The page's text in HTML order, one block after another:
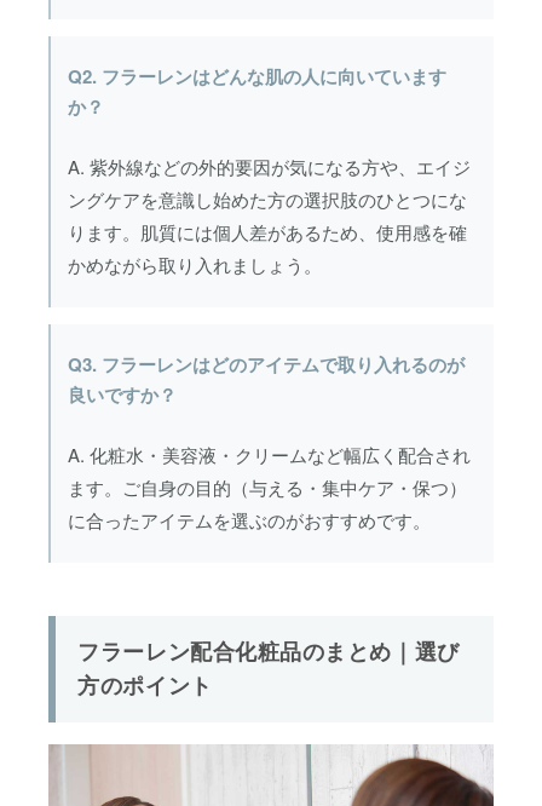
Q2. フラーレンはどんな肌の人に向いています
か？
A. 紫外線などの外的要因が気になる方や、エイジ
ングケアを意識し始めた方の選択肢のひとつにな
ります。肌質には個人差があるため、使用感を確
かめながら取り入れましょう。
Q3. フラーレンはどのアイテムで取り入れるのが
良いですか？
A. 化粧水・美容液・クリームなど幅広く配合され
ます。ご自身の目的（与える・集中ケア・保つ）
に合ったアイテムを選ぶのがおすすめです。
フラーレン配合化粧品のまとめ｜選び
方のポイント